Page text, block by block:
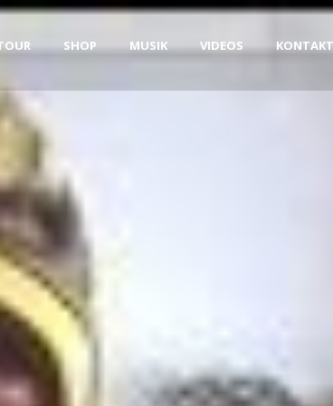
SHOP MUSIK VIDEOS KONTAKT